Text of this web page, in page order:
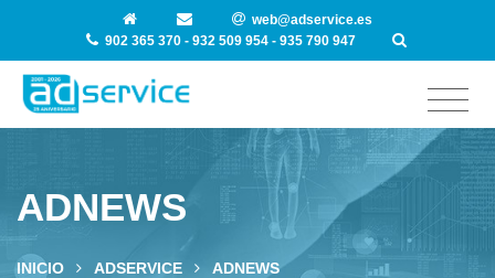
web@adservice.es
902 365 370 - 932 509 954 - 935 790 947
ADNEWS
INICIO ADSERVICE ADNEWS